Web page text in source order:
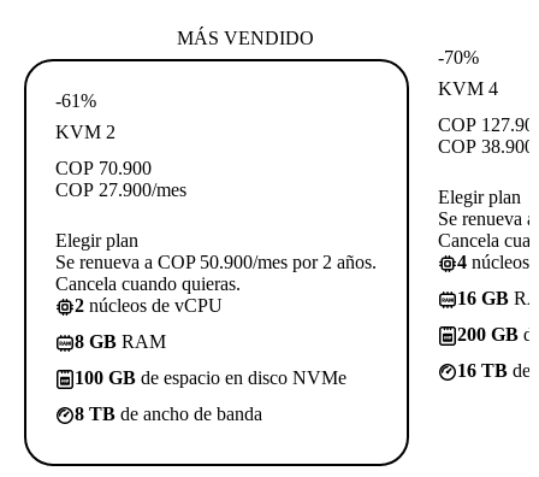
MÁS VENDIDO
-61%
KVM 2
COP 70.900
COP 27.900/mes
Elegir plan
Se renueva a COP 50.900/mes por 2 años.
Cancela cuando quieras.
2 núcleos de vCPU
8 GB RAM
100 GB de espacio en disco NVMe
8 TB de ancho de banda
-70%
KVM 4
COP
COP 38.900
Elegir plan
Se renueva
Cancela
4 núcleos
16 GB
200 GB
16 TB de